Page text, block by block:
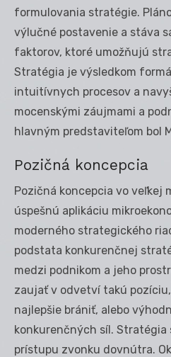
formulovania stratégie.
výlučné postavenie a stáva
faktorov, ktoré umožňujú
Stratégia je výsledkom
intuitívnych procesov a
mocenskými záujmami a
hlavným predstaviteľom bol
Pozičná koncepcia
Pozičná koncepcia vo veľkej
úspešnú aplikáciu
moderného strategického
podstata konkurenčnej
medzi podnikom a jeho
zaujať v odvetví takú
najlepšie brániť, alebo
konkurenčných síl.
prístupu zvonku dovnútra.